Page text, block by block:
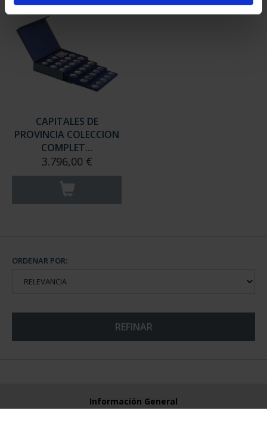
CAPITALES DE
PROVINCIA COLECCION
COMPLET...
3.796,00 €
ORDENAR POR:
REFINAR
Información General